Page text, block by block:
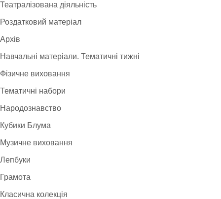
Театралізована діяльність
Роздатковий матеріал
Архів
Навчальні матеріали. Тематичні тижні
Фізичне виховання
Тематичні набори
Народознавство
Кубики Блума
Музичне виховання
Лепбуки
Грамота
Класична колекція